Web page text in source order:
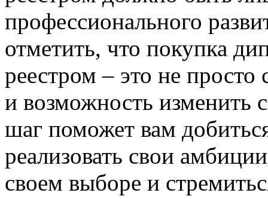
профессионального
отметить, что покупка
реестром – это не
и возможность изменить
шаг поможет вам
реализовать свои
своем выборе и